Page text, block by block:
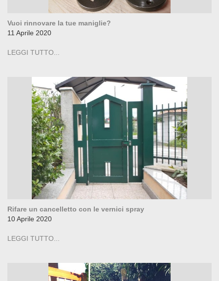
Vuoi rinnovare la tue maniglie?
11 Aprile 2020
LEGGI TUTTO...
Rifare un cancelletto con le vernici spray
10 Aprile 2020
LEGGI TUTTO...